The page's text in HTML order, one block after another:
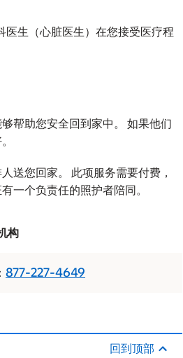
生（心脏医生）在您接受医疗程
帮助您安全回到家中。 如果他们
送您回家。 此项服务需要付费，
一个负责任的照护者陪同。
构
877-227-4649
回到顶部